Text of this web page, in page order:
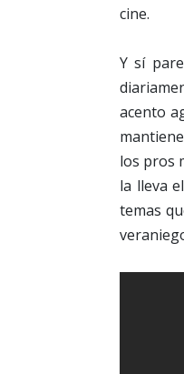
cine.
Y sí
acento
los pros
la lleva
temas